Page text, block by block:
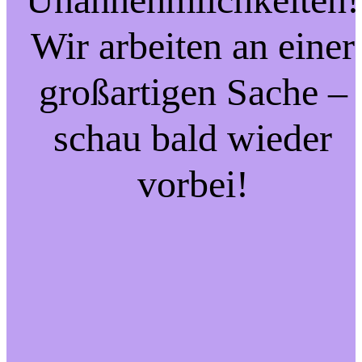
Wir arbeiten an einer
großartigen Sache –
schau bald wieder
vorbei!